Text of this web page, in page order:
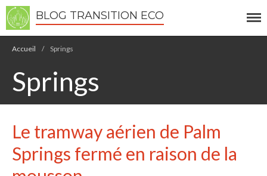
RECHERCHER
Rechercher
BLOG TRANSITION ECO
Accueil / Springs
Springs
Le tramway aérien de Palm
Springs fermé en raison de la